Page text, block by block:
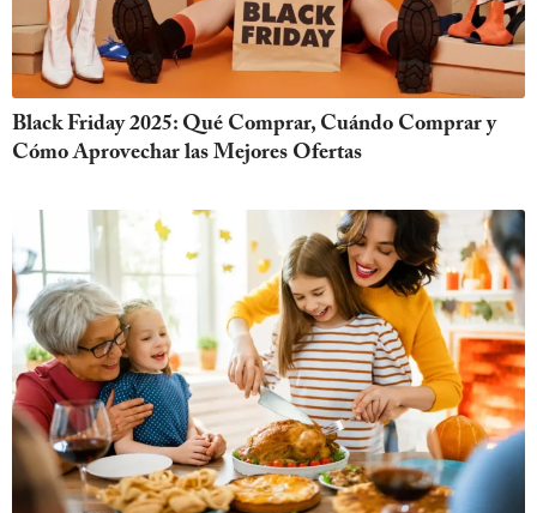
Black Friday 2025: Qué Comprar, Cuándo Comprar y
Cómo Aprovechar las Mejores Ofertas